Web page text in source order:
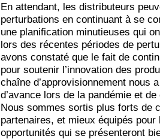
En attendant, les distributeurs
perturbations en continuant à se
une planification minutieuses qui
lors des récentes périodes de
avons constaté que le fait de
pour soutenir l’innovation des
chaîne d’approvisionnement nous
d’avance lors de la pandémie et
Nous sommes sortis plus forts de
partenaires, et mieux équipés
opportunités qui se présenteront